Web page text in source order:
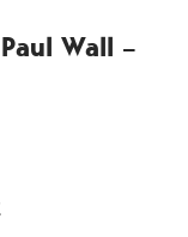
Wall –